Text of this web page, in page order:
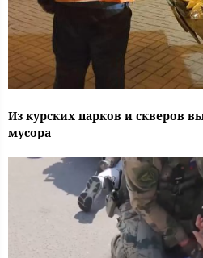
Из курских парков и скверов
мусора